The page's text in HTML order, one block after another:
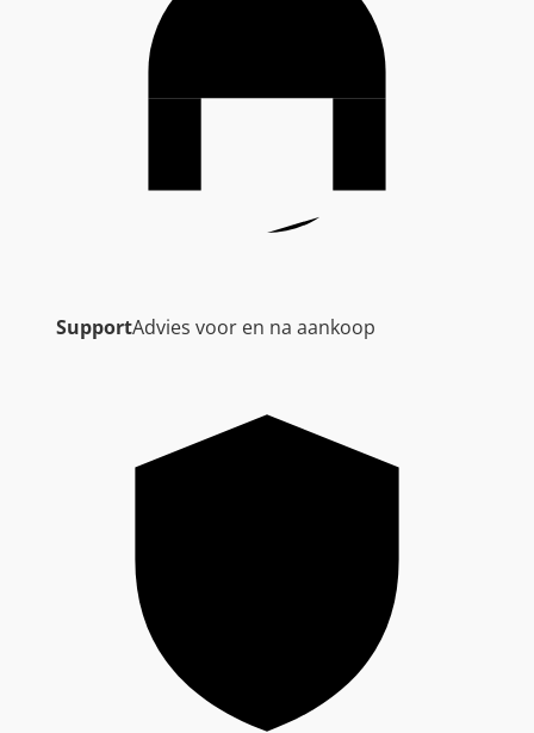
SupportAdvies voor en na aankoop